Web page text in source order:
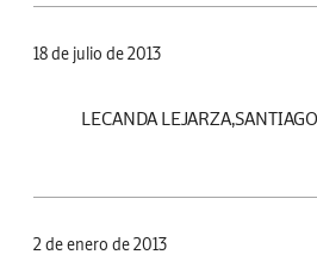
18 de julio de 2013
LECANDA LEJARZA,SANTIAGO
2 de enero de 2013